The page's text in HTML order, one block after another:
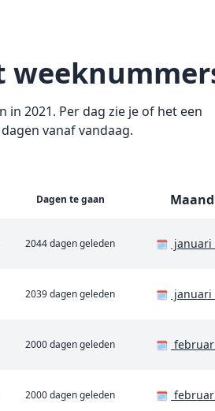
2021. Per dag zie je of het een
vanaf vandaag.
Dagen te gaan Maand
2044 dagen geleden 🗓️ januari
2039 dagen geleden 🗓️ januari
2000 dagen geleden 🗓️
2000 dagen geleden 🗓️